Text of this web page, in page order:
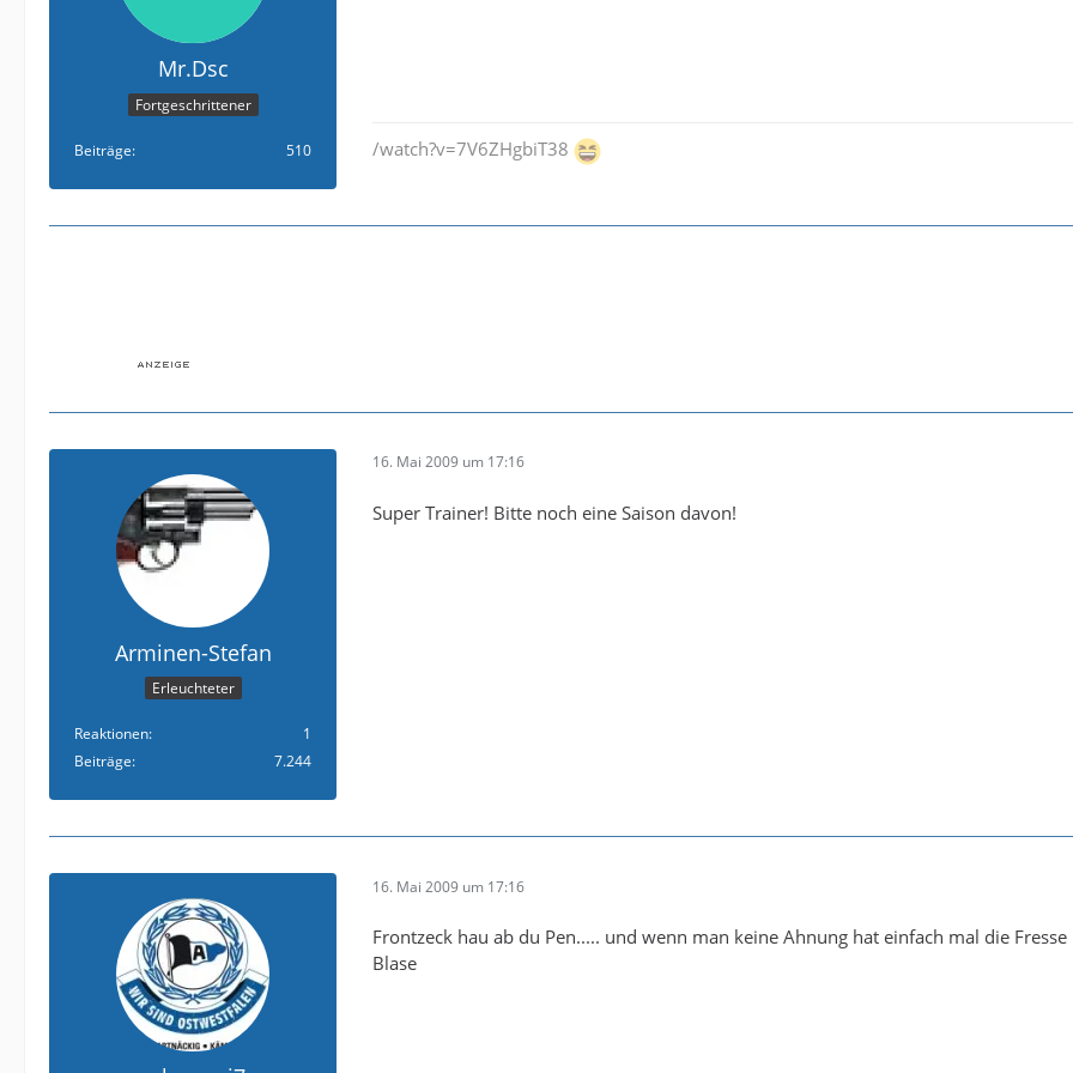
Mr.Dsc
Fortgeschrittener
Beiträge 510 /watch?v=7V6ZHgbiT38
Arminen-Stefan
Erleuchteter
Reaktionen
1
Beiträge
7.244
16. Mai 2009 um 17:16
Super Trainer! Bitte noch eine Saison davon!
16. Mai 2009 um 17:16
Frontzeck hau ab du Pen..... und wenn man keine Ahnung hat einfach mal die
Blase